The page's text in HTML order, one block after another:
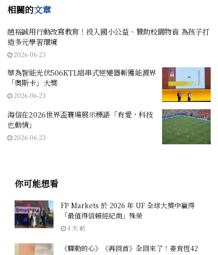
相關的文章
趙裕誠用行動改寫教育！投入國小公益、贊助校園物資 為孩子打
造多元學習環境
2026-06-23
華為智能光伏506KTL組串式逆變器斬獲能源界
「奧斯卡」大獎
2026-06-23
海信在2026世界盃賽場展示標語「有愛，科技
也動情」
2026-06-23
你可能想看
FP Markets 於 2026 年 UF 全球大獎中贏得
「最值得信賴經紀商」殊榮
4 天 前
《驛動的心》《再回首》全回來了！姜育恆42